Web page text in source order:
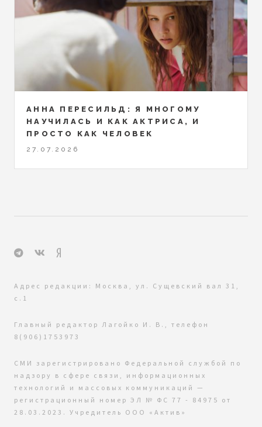
АННА ПЕРЕСИЛЬД: Я МНОГОМУ
НАУЧИЛАСЬ И КАК АКТРИСА, И
ПРОСТО КАК ЧЕЛОВЕК
27.07.2026
Адрес редакции: Москва, ул. Сущевский вал 31,
с.1
Главный редактор Лагойко И. В., телефон
8(906)1753973
СМИ зарегистрировано Федеральной службой по
надзору в сфере связи, информационных
технологий и массовых коммуникаций —
регистрационный номер ЭЛ № ФС 77 - 84975 от
28.03.2023. Учредитель ООО «Актив»